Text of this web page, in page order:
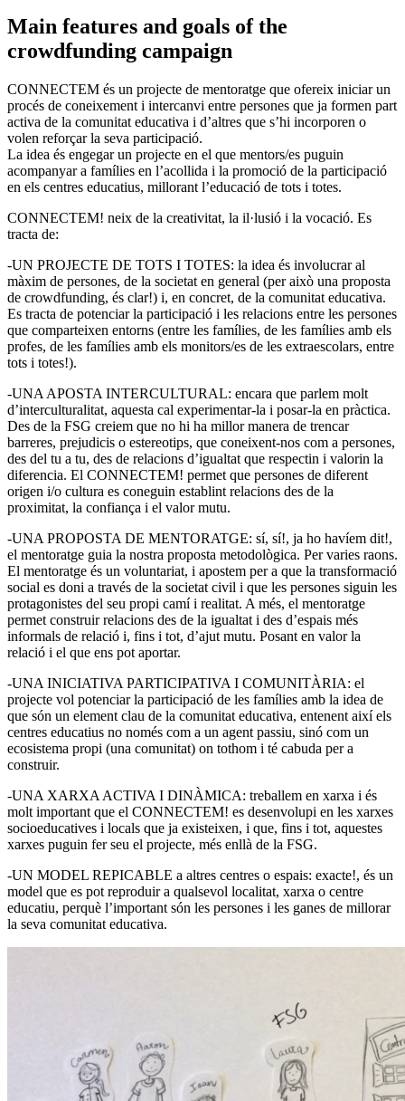
Main features and goals of the
crowdfunding campaign
CONNECTEM és un projecte de mentoratge que ofereix iniciar un
procés de coneixement i intercanvi entre persones que ja formen part
activa de la comunitat educativa i d’altres que s’hi incorporen o
volen reforçar la seva participació.
La idea és engegar un projecte en el que mentors/es puguin
acompanyar a famílies en l’acollida i la promoció de la participació
en els centres educatius, millorant l’educació de tots i totes.
CONNECTEM! neix de la creativitat, la il·lusió i la vocació. Es
tracta de:
-UN PROJECTE DE TOTS I TOTES: la idea és involucrar al
màxim de persones, de la societat en general (per això una proposta
de crowdfunding, és clar!) i, en concret, de la comunitat educativa.
Es tracta de potenciar la participació i les relacions entre les persones
que comparteixen entorns (entre les famílies, de les famílies amb els
profes, de les famílies amb els monitors/es de les extraescolars, entre
tots i totes!).
-UNA APOSTA INTERCULTURAL: encara que parlem molt
d’interculturalitat, aquesta cal experimentar-la i posar-la en pràctica.
Des de la FSG creiem que no hi ha millor manera de trencar
barreres, prejudicis o estereotips, que coneixent-nos com a persones,
des del tu a tu, des de relacions d’igualtat que respectin i valorin la
diferencia. El CONNECTEM! permet que persones de diferent
origen i/o cultura es coneguin establint relacions des de la
proximitat, la confiança i el valor mutu.
-UNA PROPOSTA DE MENTORATGE: sí, sí!, ja ho havíem dit!,
el mentoratge guia la nostra proposta metodològica. Per varies raons.
El mentoratge és un voluntariat, i apostem per a que la transformació
social es doni a través de la societat civil i que les persones siguin les
protagonistes del seu propi camí i realitat. A més, el mentoratge
permet construir relacions des de la igualtat i des d’espais més
informals de relació i, fins i tot, d’ajut mutu. Posant en valor la
relació i el que ens pot aportar.
-UNA INICIATIVA PARTICIPATIVA I COMUNITÀRIA: el
projecte vol potenciar la participació de les famílies amb la idea de
que són un element clau de la comunitat educativa, entenent així els
centres educatius no només com a un agent passiu, sinó com un
ecosistema propi (una comunitat) on tothom i té cabuda per a
construir.
-UNA XARXA ACTIVA I DINÀMICA: treballem en xarxa i és
molt important que el CONNECTEM! es desenvolupi en les xarxes
socioeducatives i locals que ja existeixen, i que, fins i tot, aquestes
xarxes puguin fer seu el projecte, més enllà de la FSG.
-UN MODEL REPICABLE a altres centres o espais: exacte!, és un
model que es pot reproduir a qualsevol localitat, xarxa o centre
educatiu, perquè l’important són les persones i les ganes de millorar
la seva comunitat educativa.